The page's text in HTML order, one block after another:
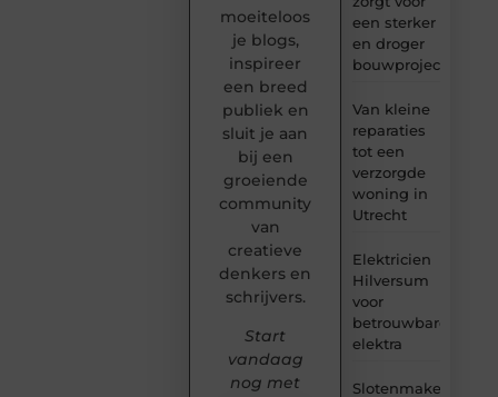
een sterker
en droger
bouwproject
Van kleine
reparaties
tot een
verzorgde
woning in
Utrecht
Elektricien
Hilversum
voor
betrouwbare
elektra
Slotenmaker
moeiteloos
je blogs,
inspireer
een breed
publiek en
sluit je aan
bij een
groeiende
community
van
creatieve
denkers en
schrijvers.
Start
vandaag
nog met